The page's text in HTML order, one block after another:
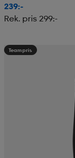
239:-
Rek. pris 299:-
Teampris